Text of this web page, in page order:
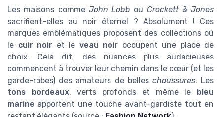
Les maisons comme John Lobb ou Crockett & Jones
sacrifient-elles au noir éternel ? Absolument ! Ces
marques emblématiques proposent des collections où
le cuir noir et le veau noir occupent une place de
choix. Cela dit, des nuances plus audacieuses
commencent à trouver leur chemin dans le cœur (et les
garde-robes) des amateurs de belles chaussures. Les
tons bordeaux, verts profonds et même le bleu
marine apportent une touche avant-gardiste tout en